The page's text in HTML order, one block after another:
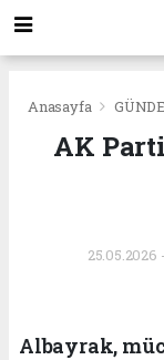
Anasayfa
AK
25.05.2026
Albayrak,